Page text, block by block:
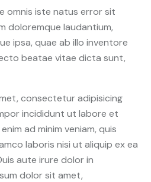
omnis iste natus error sit
doloremque laudantium,
ipsa, quae ab illo inventore
beatae vitae dicta sunt,
consectetur adipisicing
incididunt ut labore et
ad minim veniam, quis
laboris nisi ut aliquip ex ea
aute irure dolor in
dolor sit amet,